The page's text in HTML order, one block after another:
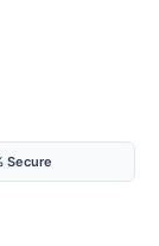
Secure